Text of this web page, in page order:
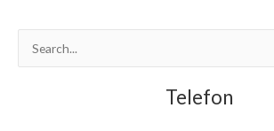
Search
Telefon